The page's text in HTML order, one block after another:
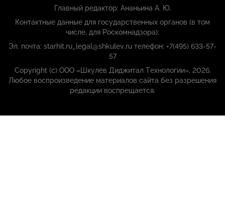
Главный редактор: Ананьина А. Ю.
Контактные данные для государственных органов (в том
числе, для Роскомнадзора):
Эл. почта: starhit.ru_legal@shkulev.ru телефон: +7(495) 633-57-
57
Copyright (с) ООО «Шкулёв Диджитал Технологии», 2026.
Любое воспроизведение материалов сайта без разрешения
редакции воспрещается.